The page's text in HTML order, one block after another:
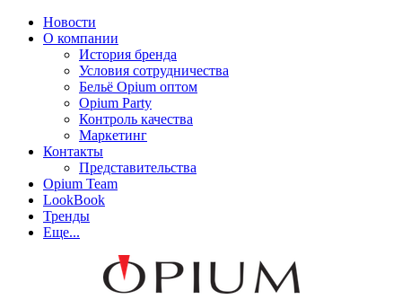
Новости
О компании
История бренда
Условия сотрудничества
Бельё Opium оптом
Opium Party
Контроль качества
Маркетинг
Контакты
Представительства
Opium Team
LookBook
Тренды
Еще...